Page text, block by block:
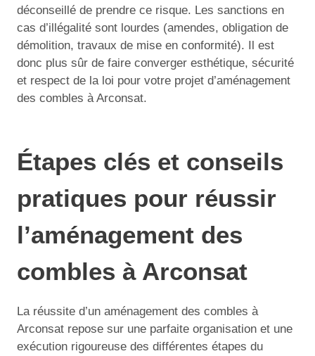
déconseillé de prendre ce risque. Les sanctions en
cas d’illégalité sont lourdes (amendes, obligation de
démolition, travaux de mise en conformité). Il est
donc plus sûr de faire converger esthétique, sécurité
et respect de la loi pour votre projet d’aménagement
des combles à Arconsat.
Étapes clés et conseils
pratiques pour réussir
l’aménagement des
combles à Arconsat
La réussite d’un aménagement des combles à
Arconsat repose sur une parfaite organisation et une
exécution rigoureuse des différentes étapes du